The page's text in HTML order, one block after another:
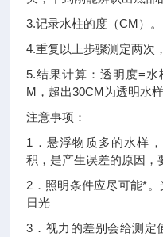
3.记录水柱的度（CM）。
4.重复以上步骤测定两次
5.结果计算：透明度=
M，超出30CM为透明水样
注意事项：
1．悬浮物质多的水样
积，是产生误差的原因，
2．照明条件应尽可能*
日光
3．视力的差别会给测定